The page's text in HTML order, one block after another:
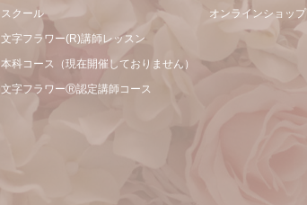
スクール
文字フラワー(R)講師レッスン
本科コース（現在開催しておりません）
文字フラワーⓇ認定講師コース
オンラインショップ